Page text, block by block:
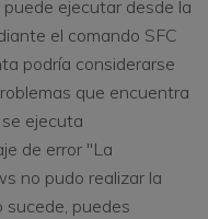
ejecutar desde la
el comando SFC
podría considerarse
que encuentra
ejecuta
de error "La
no pudo realizar la
sucede, puedes